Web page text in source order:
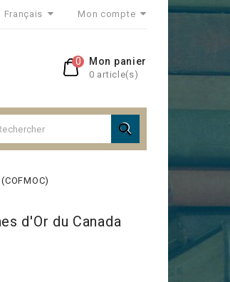
Français Mon compte
Mon panier
0 article(s)
0

d'Or du Canada